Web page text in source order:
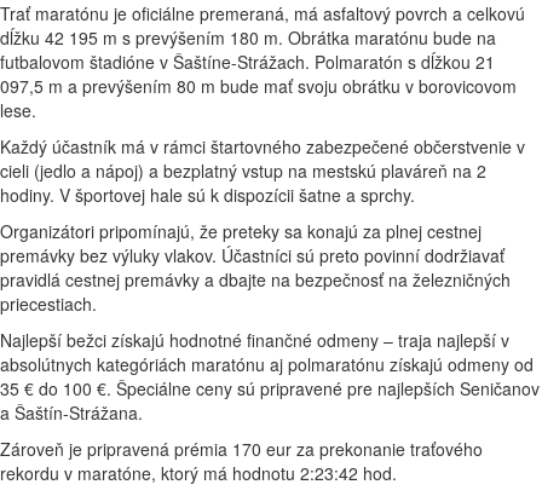
Trať maratónu je oficiálne premeraná, má asfaltový povrch a celkovú
dĺžku 42 195 m s prevýšením 180 m. Obrátka maratónu bude na
futbalovom štadióne v Šaštíne-Strážach. Polmaratón s dĺžkou 21
097,5 m a prevýšením 80 m bude mať svoju obrátku v borovicovom
lese.
Každý účastník má v rámci štartovného zabezpečené občerstvenie v
cieli (jedlo a nápoj) a bezplatný vstup na mestskú plaváreň na 2
hodiny. V športovej hale sú k dispozícii šatne a sprchy.
Organizátori pripomínajú, že preteky sa konajú za plnej cestnej
premávky bez výluky vlakov. Účastníci sú preto povinní dodržiavať
pravidlá cestnej premávky a dbajte na bezpečnosť na železničných
priecestiach.
Najlepší bežci získajú hodnotné finančné odmeny – traja najlepší v
absolútnych kategóriách maratónu aj polmaratónu získajú odmeny od
35 € do 100 €. Špeciálne ceny sú pripravené pre najlepších Seničanov
a Šaštín-Strážana.
Zároveň je pripravená prémia 170 eur za prekonanie traťového
rekordu v maratóne, ktorý má hodnotu 2:23:42 hod.